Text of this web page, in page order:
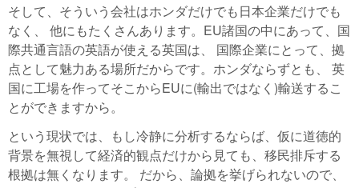
そして、そういう会社はホンダだけでも日本企業だけでも
なく、 他にもたくさんあります。EU諸国の中にあって、国
際共通言語の英語が使える英国は、 国際企業にとって、拠
点として魅力ある場所だからです。ホンダならずとも、 英
国に工場を作ってそこからEUに(輸出ではなく)輸送するこ
とができますから。
という現状では、もし冷静に分析するならば、仮に道徳的
背景を無視して経済的観点だけから見ても、移民排斥する
根拠は無くなります。 だから、論拠を挙げられないので、